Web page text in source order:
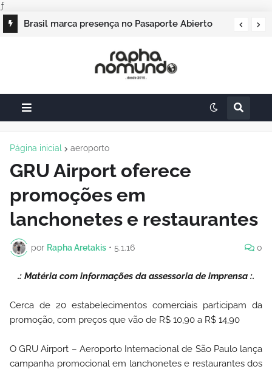
ƒ
Brasil marca presença no Pasaporte Abierto
Página inicial aeroporto
GRU Airport oferece
promoções em
lanchonetes e restaurantes
por Rapha Aretakis • 5.1.16 0
.: Matéria com informações da assessoria de imprensa :.
Cerca de 20 estabelecimentos comerciais participam da
promoção, com preços que vão de R$ 10,90 a R$ 14,90
O GRU Airport – Aeroporto Internacional de São Paulo lança
campanha promocional em lanchonetes e restaurantes dos